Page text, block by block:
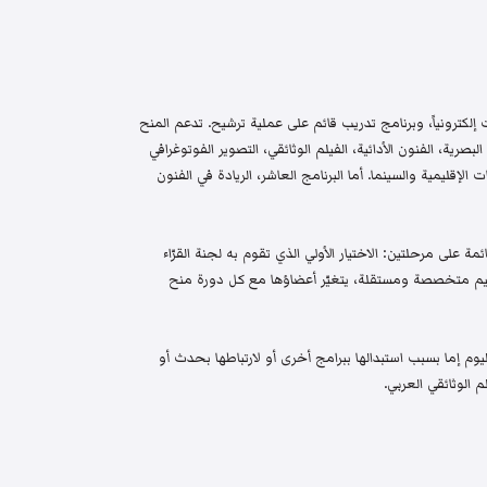
وبرنامج تدريب قائم على عملية ترشيح. تدعم المنح
الفنون الأدائية، الفيلم الوثائقي، التصوير الفوتوغرافي
والسينما. أما البرنامج العاشر، الريادة في الفنون
قائمة على مرحلتين: الاختيار الأولي الذي تقوم به لجنة القرّاء
متخصصة ومستقلة، يتغيّر أعضاؤها مع كل دورة منح
إما بسبب استبدالها ببرامج أخرى أو لارتباطها بحدث أو
الوثائقي العربي.